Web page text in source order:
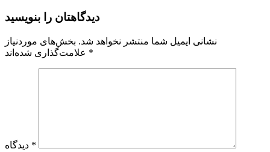
دیدگاهتان را بنویسید
نشانی ایمیل شما منتشر نخواهد شد. بخش‌های موردنیاز
*
*